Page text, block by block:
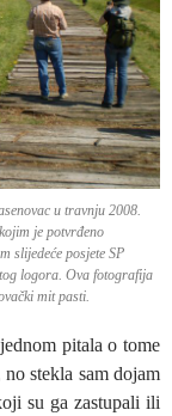
u travnju 2008.
je potvrđeno
slijedeće posjete SP
logora. Ova fotografija
mit pasti.
pitala o tome
stekla sam dojam
su ga zastupali ili